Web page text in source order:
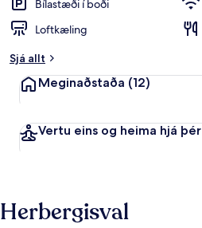
Bílastæði í boði
Loftkæling
Sjá allt
Meginaðstaða (12)
Vertu eins og heima hjá þér
Herbergisval